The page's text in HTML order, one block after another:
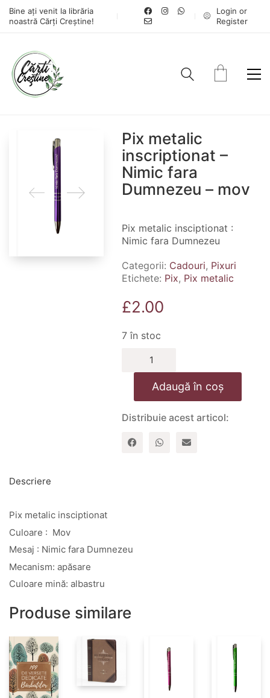
Bine ați venit la librăria
noastră Cărți Creștine!
Login or
Register
Pix metalic
inscriptionat –
Nimic fara
Dumnezeu – mov
Pix metalic insciptionat :
Nimic fara Dumnezeu
Categorii: Cadouri, Pixuri
Etichete: Pix, Pix metalic
£2.00
7 în stoc
metalic
inscriptionat
fara
Adaugă în coș
Distribuie acest articol:
Descriere
Pix metalic insciptionat
Culoare : Mov
Mesaj : Nimic fara Dumnezeu
Mecanism: apăsare
Culoare mină: albastru
Produse similare